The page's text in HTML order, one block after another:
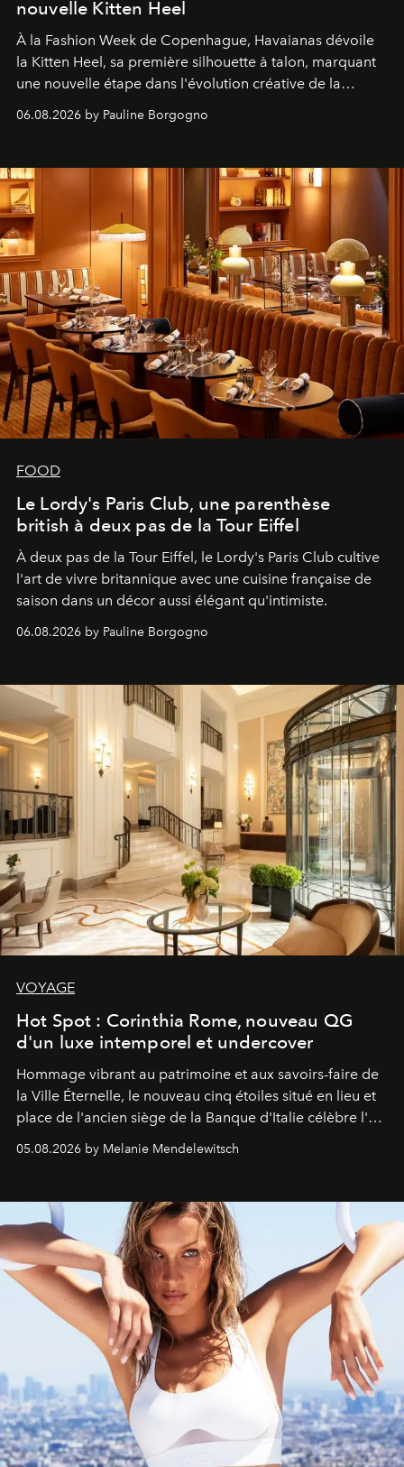
nouvelle Kitten Heel
À la Fashion Week de Copenhague, Havaianas dévoile
la Kitten Heel, sa première silhouette à talon, marquant
une nouvelle étape dans l'évolution créative de la
06.08.2026 by Pauline Borgogno
FOOD
Le Lordy's Paris Club, une parenthèse
british à deux pas de la Tour Eiffel
À deux pas de la Tour Eiffel, le Lordy's Paris Club cultive
l'art de vivre britannique avec une cuisine française de
saison dans un décor aussi élégant qu'intimiste.
06.08.2026 by Pauline Borgogno
VOYAGE
Hot Spot : Corinthia Rome, nouveau QG
d'un luxe intemporel et undercover
Hommage vibrant au patrimoine et aux savoirs-faire de
la Ville Éternelle, le nouveau cinq étoiles situé en lieu et
place de l'ancien siège de la Banque d'Italie célèbre l'art
05.08.2026 by Melanie Mendelewitsch